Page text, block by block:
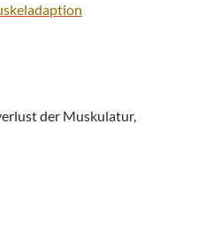
der Muskulatur,